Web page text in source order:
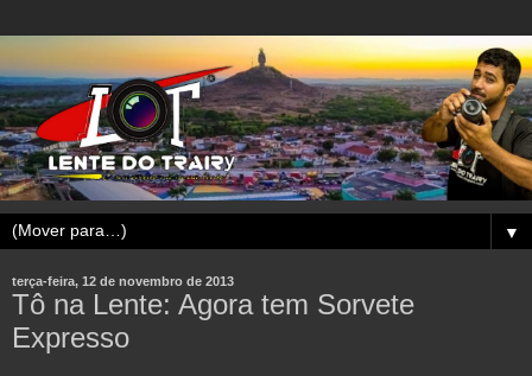
▼
terça-feira, 12 de novembro de 2013
Tô na Lente: Agora tem Sorvete
Expresso